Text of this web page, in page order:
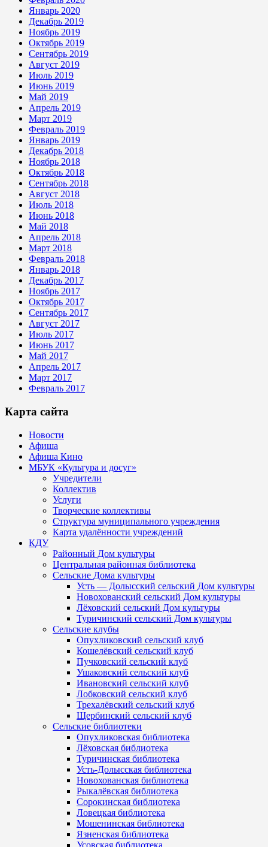
Январь 2020
Декабрь 2019
Ноябрь 2019
Октябрь 2019
Сентябрь 2019
Август 2019
Июль 2019
Июнь 2019
Май 2019
Апрель 2019
Март 2019
Февраль 2019
Январь 2019
Декабрь 2018
Ноябрь 2018
Октябрь 2018
Сентябрь 2018
Август 2018
Июль 2018
Июнь 2018
Май 2018
Апрель 2018
Март 2018
Февраль 2018
Январь 2018
Декабрь 2017
Ноябрь 2017
Октябрь 2017
Сентябрь 2017
Август 2017
Июль 2017
Июнь 2017
Май 2017
Апрель 2017
Март 2017
Февраль 2017
Карта сайта
Новости
Афиша
Афиша Кино
МБУК «Культура и досуг»
Учредители
Коллектив
Услуги
Творческие коллективы
Структура муниципального учреждения
Карта удалённости учреждений
КДУ
Районный Дом культуры
Центральная районная библиотека
Сельские Дома культуры
Усть — Долысский сельский Дом культуры
Новохованский сельский Дом культуры
Лёховский сельский Дом культуры
Туричинский сельский Дом культуры
Сельские клубы
Опухликовский сельский клуб
Кошелёвский сельский клуб
Пучковский сельский клуб
Ушаковский сельский клуб
Ивановский сельский клуб
Лобковский сельский клуб
Трехалёвский сельский клуб
Щербинский сельский клуб
Сельские библиотеки
Опухликовская библиотека
Лёховская библиотека
Туричинская библиотека
Усть-Долысская библиотека
Новохованская библиотека
Рыкалёвская библиотека
Сорокинская библиотека
Ловецкая библиотека
Мошенинская библиотека
Язненская библиотека
Усовская библиотека